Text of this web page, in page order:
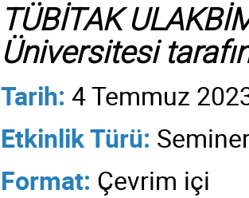
TÜBİTAK
Üniversitesi
Tarih: 4 Temmuz
Etkinlik Türü:
Format: Çevrim içi